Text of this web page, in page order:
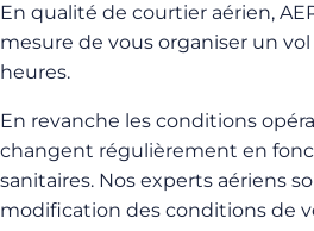
En qualité de courtier aérien,
mesure de vous organiser un
heures.
En revanche les conditions
changent régulièrement en
sanitaires. Nos experts aériens
modification des conditions de